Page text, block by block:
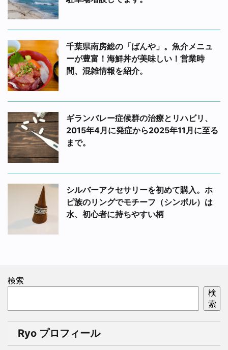
千葉県南房総の「ばんや」。魚介メニュ
ーが豊富！海鮮丼が美味しい！営業時
間、混雑情報を紹介。
ギランバレー症候群の治療とリハビリ、
2015年4月に発症から2025年11月に至る
まで。
シルバーアクセサリーを初めて購入。ホ
ピ族のリングでモチーフ（シンボル）は
水、初心者に持ちやすい柄
検索
検
索
Ryo プロフィール